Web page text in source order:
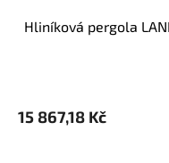
hliníková pergola LANITPLAST WALL 33 antracit + opál
produktu
15 867,18 Kč